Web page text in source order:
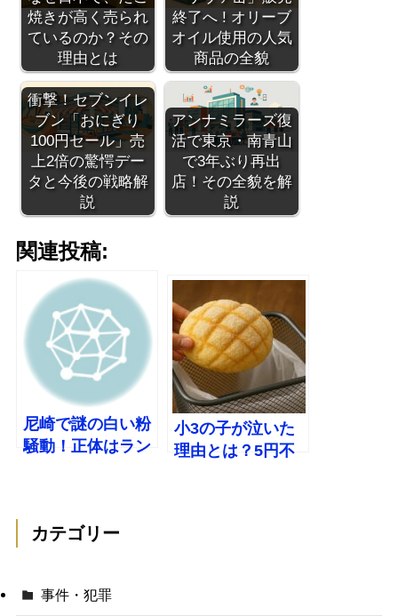
焼きが高く売られ
ているのか？その
理由とは
終了へ ! オリーブ
オイル使用の人気
商品の全貌
衝撃！セブンイレ
ブン「おにぎり
100円セール」売
上2倍の驚愕デー
タと今後の戦略解
説
アンナミラーズ復
活で東京・南青山
で3年ぶり再出
店！その全貌を解
説
関連投稿:
尼崎で謎の白い粉
騒動！正体はラン
小3の子が泣いた
理由とは？5円不
カテゴリー
事件・犯罪